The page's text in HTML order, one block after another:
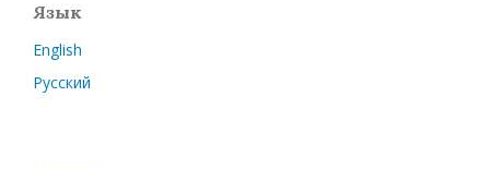
Язык
English
Русский